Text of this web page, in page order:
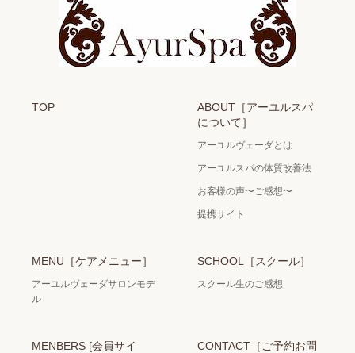
TOP
ABOUT［アーユルスパ
について］
アーユルヴェーダとは
アーユルスパの体質改善法
お客様の声〜ご感想〜
提携サイト
MENU［ケアメニュー］
アーユルヴェーダサロンモデ
ル
SCHOOL［スクール］
スクール生のご感想
MENBERS [会員サイ CONTACT［ご予約お問